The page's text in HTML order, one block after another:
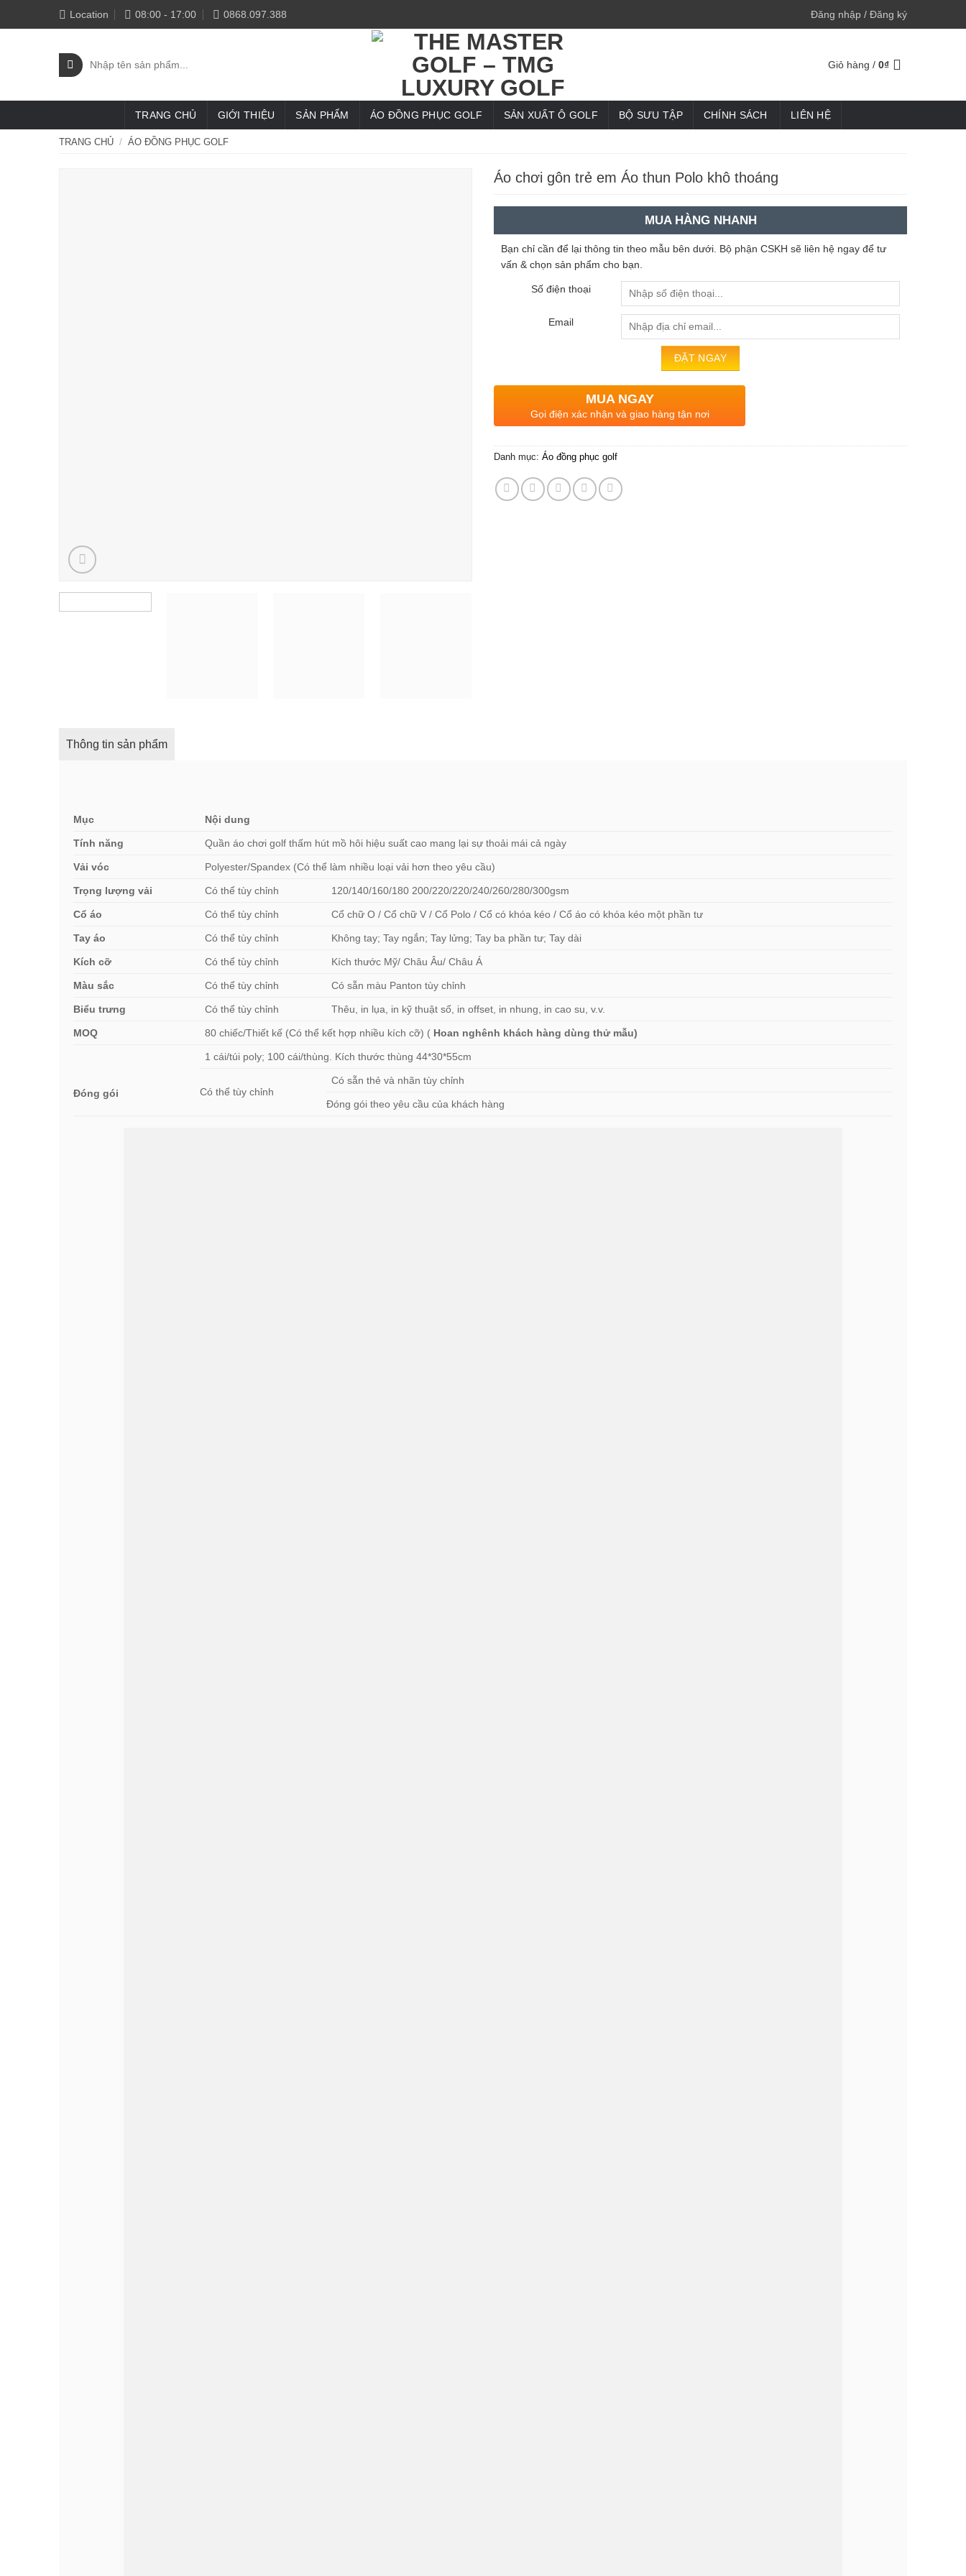
to
Location 08:00 - 17:00 0868.097.388 Đăng nhập / Đăng ký
Tìm
kiếm:
Giỏ hàng / 0₫
TRANG CHỦ GIỚI THIỆU SẢN PHẨM ÁO ĐỒNG PHỤC GOLF SẢN XUẤT Ô GOLF BỘ SƯU TẬP CHÍNH SÁCH LIÊN HỆ
TRANG CHỦ / ÁO ĐỒNG PHỤC GOLF
Áo chơi gôn trẻ em Áo thun Polo khô thoáng
MUA HÀNG NHANH
Bạn chỉ cần để lại thông tin theo mẫu bên dưới. Bộ phận CSKH sẽ liên hệ ngay để tư
vấn & chọn sản phẩm cho bạn.
Số điện thoại
Email
MUA NGAY
Gọi điện xác nhận và giao hàng tận nơi
Danh mục: Áo đồng phục golf
Thông tin sản phẩm
Mục Nội dung
Tính năng Quần áo chơi golf thấm hút mồ hôi hiệu suất cao mang lại sự thoải mái cả ngày
Vải vóc Polyester/Spandex (Có thể làm nhiều loại vải hơn theo yêu cầu)
Trọng lượng vải Có thể tùy chỉnh 120/140/160/180 200/220/220/240/260/280/300gsm
Cổ áo Có thể tùy chỉnh Cổ chữ O / Cổ chữ V / Cổ Polo / Cổ có khóa kéo / Cổ áo có khóa kéo một phần tư
Tay áo Có thể tùy chỉnh Không tay; Tay ngắn; Tay lửng; Tay ba phần tư; Tay dài
Kích cỡ Có thể tùy chỉnh Kích thước Mỹ/ Châu Âu/ Châu Á
Màu sắc Có thể tùy chỉnh Có sẵn màu Panton tùy chỉnh
Biểu trưng Có thể tùy chỉnh Thêu, in lụa, in kỹ thuật số, in offset, in nhung, in cao su, v.v.
MOQ 80 chiếc/Thiết kế (Có thể kết hợp nhiều kích cỡ) ( Hoan nghênh khách hàng dùng thử mẫu)
Đóng gói
1 cái/túi poly; 100 cái/thùng. Kích thước thùng 44*30*55cm
Có thể tùy chỉnh
Có sẵn thẻ và nhãn tùy chỉnh
Đóng gói theo yêu cầu của khách hàng